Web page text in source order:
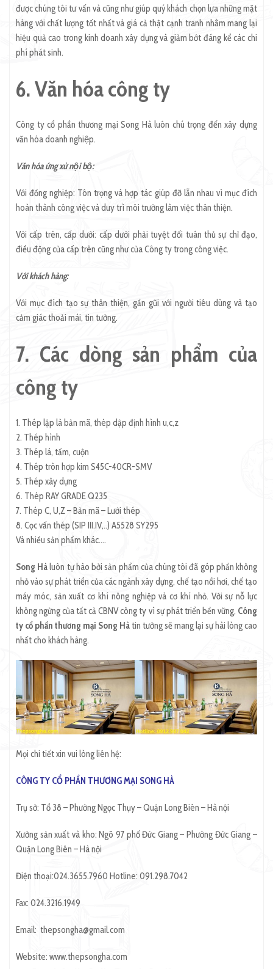
được chúng tôi tư vấn và cũng như giúp quý khách chọn lựa những mặt
hàng với chất lượng tốt nhất và giá cả thật cạnh tranh nhằm mang lại
hiệu quả cao trong kinh doanh xây dựng và giảm bớt đáng kể các chi
phí phát sinh.
6. Văn hóa công ty
Công ty cổ phần thương mại Song Hà luôn chú trọng đến xây dựng
văn hóa doanh nghiệp.
Văn hóa ứng xử nội bộ:
Với đồng nghiệp: Tôn trọng và hợp tác giúp đỡ lẫn nhau vì mục đích
hoàn thành công việc và duy trì môi trường làm việc thân thiện.
Với cấp trên, cấp dưới: cấp dưới phải tuyệt đối tuân thủ sự chỉ đạo,
điều động của cấp trên cũng như của Công ty trong công việc.
Với khách hàng:
Với mục đích tạo sự thân thiện, gần gũi với người tiêu dùng và tạo
cảm giác thoải mái, tin tưởng.
7. Các dòng sản phẩm của
công ty
1. Thép lập là bản mã, thép dập định hình u,c,z
2. Thép hình
3. Thép lá, tấm, cuộn
4. Thép tròn hợp kim S45C-40CR-SMV
5. Thép xây dựng
6. Thép RAY GRADE Q235
7. Thép C, U,Z – Bản mã – Lưới thép
8. Cọc vấn thép (SIP III.IV,..) A5528 SY295
Và nhiều sản phẩm khác….
Song Hàluôn tự hào bởi sản phẩm của chúng tôi đã góp phần không
nhỏ vào sự phát triển của các ngành xây dựng, chế tạo nồi hơi, chế tạo
máy móc, sản xuất cơ khí nông nghiệp và cơ khí nhỏ. Với sự nỗ lực
không ngừng của tất cả CBNV công ty vì sự phát triển bền vững, Công
ty cổ phần thương mại Song Hàtin tưởng sẽ mang lại sự hài lòng cao
nhất cho khách hàng.
Mọi chi tiết xin vui lòng liên hệ:
CÔNG TY CỔ PHẦN THƯƠNG MẠI SONG HÀ
Trụ sở: Tổ 38 – Phường Ngọc Thụy – Quận Long Biên – Hà nội
Xưởng sản xuất và kho: Ngõ 97 phố Đức Giang – Phường Đức Giang –
Quận Long Biên – Hà nội
Điện thoại:024.3655.7960 Hotline: 091.298.7042
Fax: 024.3216.1949
Email: thepsongha@gmail.com
Website: www.thepsongha.com